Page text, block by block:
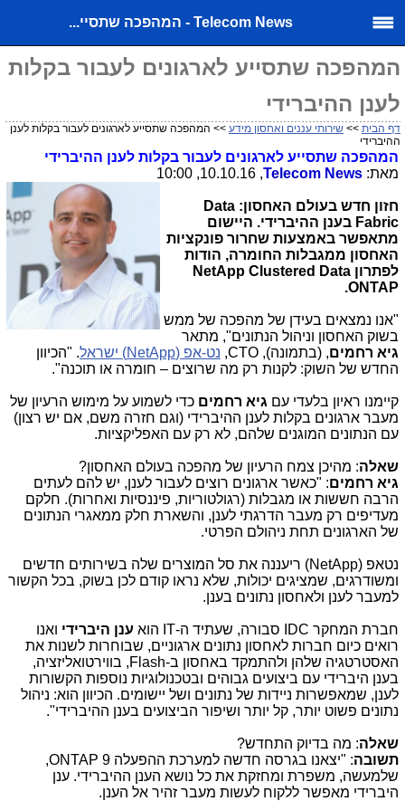
Telecom News - המהפכה שתסיי...
המהפכה שתסייע לארגונים לעבור בקלות
לענן ההיברידי
דף הבית >> שירותי עננים ואחסון מידע >> המהפכה שתסייע לארגונים לעבור בקלות לענן
ההיברידי
המהפכה שתסייע לארגונים לעבור בקלות לענן ההיברידי
מאת: Telecom News
, 10.10.16, 10:00
חזון חדש בעולם האחסון: Data
Fabric בענן ההיברידי. היישום
מתאפשר באמצעות שחרור פונקציות
האחסון ממגבלות החומרה, הודות
לפתרון NetApp Clustered Data
ONTAP
.
"אנו נמצאים בעידן של מהפכה של ממש
בשוק האחסון וניהול הנתונים", מתאר
גיא רחמים, (בתמונה), CTO
, נט-אפ (NetApp) ישראל. "הכיוון
החדש של השוק: לקנות רק מה שרוצים – חומרה או תוכנה".
קיימנו ראיון בלעדי עם גיא רחמים כדי לשמוע על מימוש הרעיון של
מעבר ארגונים בקלות לענן ההיברידי (וגם חזרה משם, אם יש רצון)
עם הנתונים המוגנים שלהם, לא רק עם האפליקציות.
שאלה: מהיכן צמח הרעיון של מהפכה בעולם האחסון?
גיא רחמים: "כאשר ארגונים רוצים לעבור לענן, יש להם לעתים
הרבה חששות או מגבלות (רגולטוריות, פיננסיות ואחרות). חלקם
מעדיפים רק מעבר הדרגתי לענן, והשארת חלק ממאגרי הנתונים
של הארגונים תחת ניהולם הפרטי.
נטאפ (NetApp) ריעננה את סל המוצרים שלה בשירותים חדשים
ומשודרגים, שמציגים יכולות, שלא נראו קודם לכן בשוק, בכל הקשור
למעבר לענן ולאחסון נתונים בענן.
חברת המחקר IDC סבורה, שעתיד ה-IT הוא ענן היברידי ואנו
רואים כיום חברות לאחסון נתונים ארגוניים, שבוחרות לשנות את
האסטרטגיה שלהן ולהתמקד באחסון ב-Flash, בווירטואליזציה,
בענן היברידי עם ביצועים גבוהים ובטכנולוגיות נוספות הקשורות
לענן, שמאפשרות ניידות של נתונים ושל יישומים. הכיוון הוא: ניהול
נתונים פשוט יותר, קל יותר ושיפור הביצועים בענן ההיברידי".
שאלה: מה בדיוק התחדש?
תשובה: "יצאנו בגרסה חדשה למערכת ההפעלה 9 ONTAP‎
‏,
שלמעשה, משפרת ומחזקת את כל נושא הענן ההיברידי. ענן
היברידי מאפשר ללקוח לעשות מעבר זהיר אל הענן.